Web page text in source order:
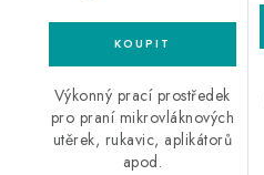
Výkonný prací prostředek
pro praní mikrovláknových
utěrek, rukavic, aplikátorů
apod.